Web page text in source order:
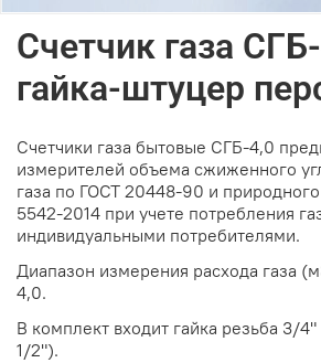
Счетчик газа
гайка-штуцер
Счетчики газа бытовые СГБ-4,0
измерителей объема сжиженного
газа по ГОСТ 20448-90 и
5542-2014 при учете потребления
индивидуальными потребителями.
Диапазон измерения расхода газа
4,0.
В комплект входит гайка резьба 3/
1/2").